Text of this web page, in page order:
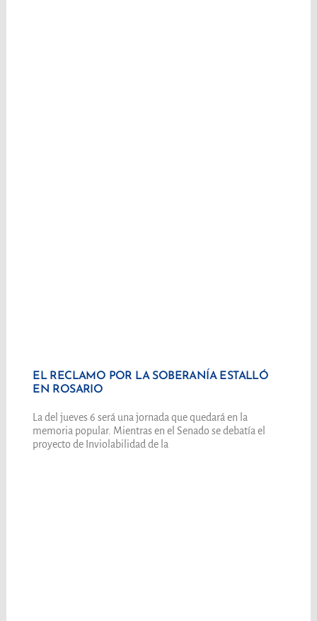
EL RECLAMO POR LA SOBERANÍA ESTALLÓ
EN ROSARIO
La del jueves 6 será una jornada que quedará en la
memoria popular. Mientras en el Senado se debatía el
proyecto de Inviolabilidad de la